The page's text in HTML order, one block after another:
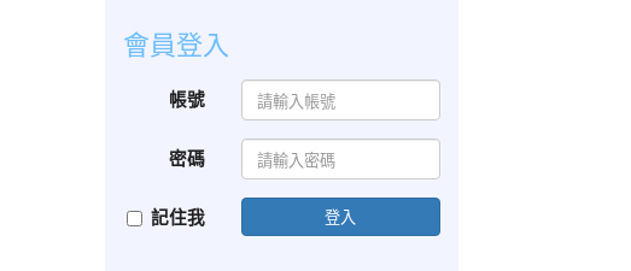
會員登入
帳號
密碼
記住我 登入